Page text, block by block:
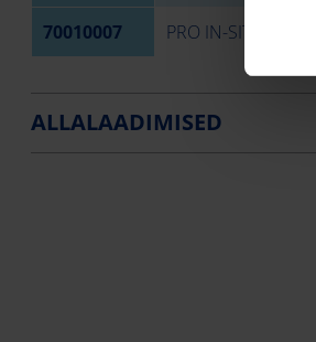
70010007 PRO IN-SITU
ALLALAADIMISED